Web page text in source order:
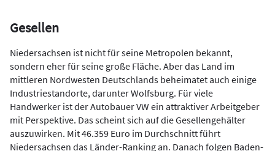
Gesellen
Niedersachsen ist nicht für seine Metropolen bekannt,
sondern eher für seine große Fläche. Aber das Land im
mittleren Nordwesten Deutschlands beheimatet auch einige
Industriestandorte, darunter Wolfsburg. Für viele
Handwerker ist der Autobauer VW ein attraktiver Arbeitgeber
mit Perspektive. Das scheint sich auf die Gesellengehälter
auszuwirken. Mit 46.359 Euro im Durchschnitt führt
Niedersachsen das Länder-Ranking an. Danach folgen Baden-